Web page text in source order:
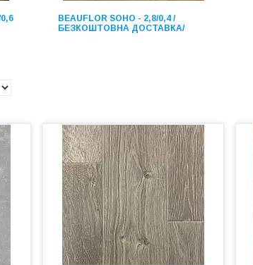
BEAUFLOR SOHO - 2,8/0,4 /
БЕЗКОШТОВНА ДОСТАВКА/